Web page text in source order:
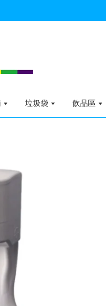
垃圾袋 飲品區